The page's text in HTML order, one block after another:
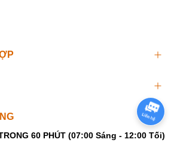
60 PHÚT (07:00 Sáng - 12:00 Tối)